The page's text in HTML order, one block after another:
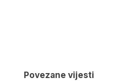
Povezane vijesti